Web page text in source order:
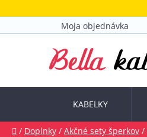
na
Moja objednávka
KABELKY
Domov
/ Doplnky / Akčné sety šperkov /